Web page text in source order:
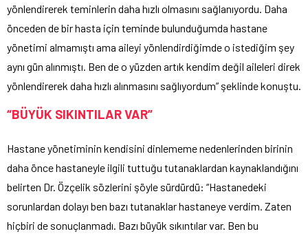
yönlendirerek teminlerin daha hızlı olmasını sağlanıyordu. Daha
önceden de bir hasta için teminde bulunduğumda hastane
yönetimi almamıştı ama aileyi yönlendirdiğimde o istediğim şey
aynı gün alınmıştı. Ben de o yüzden artık kendim değil aileleri direk
yönlendirerek daha hızlı alınmasını sağlıyordum” şeklinde konuştu.
“BÜYÜK SIKINTILAR VAR”
Hastane yönetiminin kendisini dinlememe nedenlerinden birinin
daha önce hastaneyle ilgili tuttuğu tutanaklardan kaynaklandığını
belirten Dr. Özçelik sözlerini şöyle sürdürdü: “Hastanedeki
sorunlardan dolayı ben bazı tutanaklar hastaneye verdim. Zaten
hiçbiri de sonuçlanmadı. Bazı büyük sıkıntılar var. Ben bu